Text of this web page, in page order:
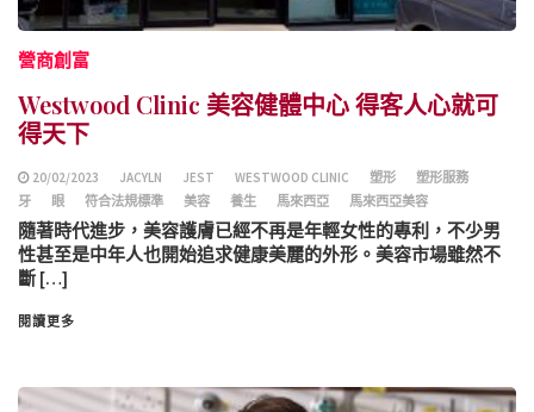
營商創富
Westwood Clinic 美容健體中心 得客人心就可
得天下
20/02/2023 JACYLN JEST WESTWOOD CLINIC 塑形
塑形服務
牙
眼 符合法規標準 美容 養生 馬來西亞 馬來西亞美容
隨著時代進步，美容護膚已經不再是年輕女性的專利，不少男
性甚至是中年人也開始追求健康美麗的外形。美容市場雖然不
斷 […]
閱讀更多